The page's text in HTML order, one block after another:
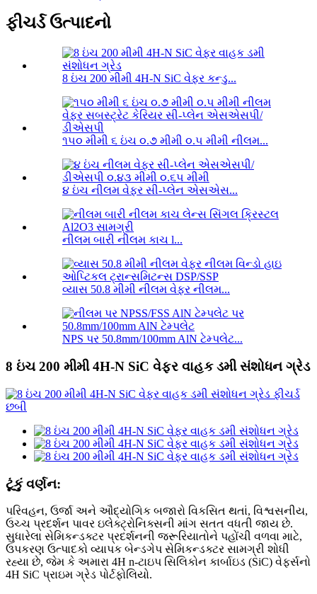
ફીચર્ડ ઉત્પાદનો
8 ઇંચ 200 મીમી 4H-N SiC વેફર કન્ડુ...
૧૫૦ મીમી ૬ ઇંચ ૦.૭ મીમી ૦.૫ મીમી નીલમ...
૪ ઇંચ નીલમ વેફર સી-પ્લેન એસએસ...
નીલમ બારી નીલમ કાચ l...
વ્યાસ 50.8 મીમી નીલમ વેફર નીલમ...
NPS પર 50.8mm/100mm AlN ટેમ્પલેટ...
8 ઇંચ 200 મીમી 4H-N SiC વેફર વાહક ડમી સંશોધન ગ્રેડ
ટૂંકું વર્ણન:
પરિવહન, ઉર્જા અને ઔદ્યોગિક બજારો વિકસિત થતાં, વિશ્વસનીય,
ઉચ્ચ પ્રદર્શન પાવર ઇલેક્ટ્રોનિક્સની માંગ સતત વધતી જાય છે.
સુધારેલા સેમિકન્ડક્ટર પ્રદર્શનની જરૂરિયાતોને પહોંચી વળવા માટે,
ઉપકરણ ઉત્પાદકો વ્યાપક બેન્ડગેપ સેમિકન્ડક્ટર સામગ્રી શોધી
રહ્યા છે, જેમ કે અમારા 4H n-ટાઇપ સિલિકોન કાર્બાઇડ (SiC) વેફર્સનો
4H SiC પ્રાઇમ ગ્રેડ પોર્ટફોલિયો.